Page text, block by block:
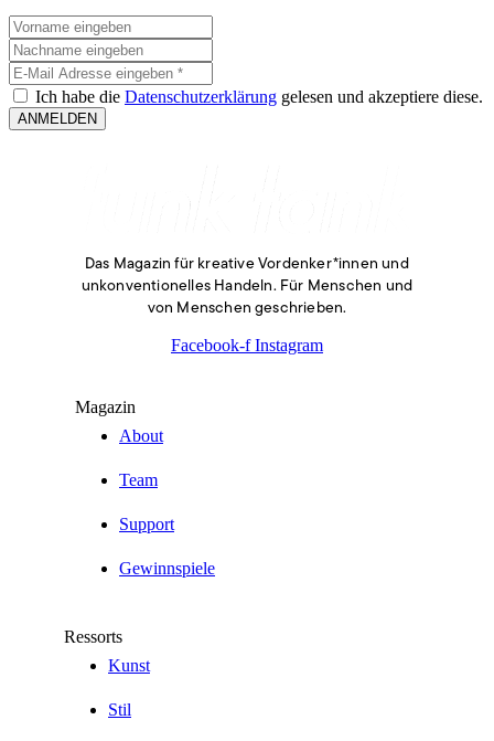
Ich habe die Datenschutzerklärung gelesen und akzeptiere diese.
ANMELDEN
Das Magazin für kreative Vordenker*innen und
unkonventionelles Handeln. Für Menschen und
von Menschen geschrieben.
Facebook-f Instagram
Magazin
About
Team
Support
Gewinnspiele
Ressorts
Kunst
Stil